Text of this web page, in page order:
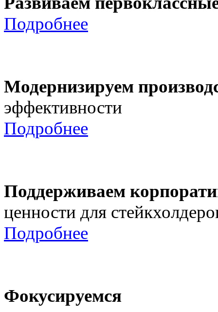
Подробнее
Модернизируем
эффективности
Подробнее
Поддерживаем
ценности для
Подробнее
Фокусируемся